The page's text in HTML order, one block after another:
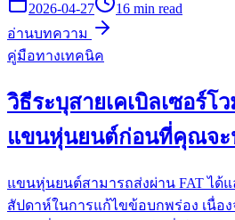
2026-04-27
16 min read
อ่านบทความ
คู่มือทางเทคนิค
วิธีระบุสายเคเบิลเซอร์โ
แขนหุ่นยนต์ก่อนที่คุณจะ
แขนหุ่นยนต์สามารถส่งผ่าน FAT ได้แ
สัปดาห์ในการแก้ไขข้อบกพร่อง เนื่อง